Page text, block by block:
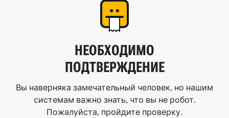
НЕОБХОДИМО
ПОДТВЕРЖДЕНИЕ
Вы наверняка замечательный человек, но нашим
системам важно знать, что вы не робот.
Пожалуйста, пройдите проверку.